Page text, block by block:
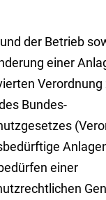
der Betrieb
einer
Verordnung
Bundes-
einer